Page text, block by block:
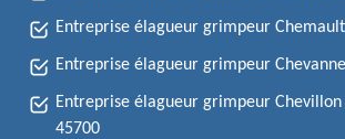
Entreprise élagueur grimpeur
Entreprise élagueur grimpeur
Entreprise élagueur grimpeur Chevillon
45700